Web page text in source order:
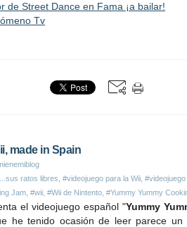
de Street Dance en Fama ¡a bailar!
Tv
made in Spain
ratos libres #videojuego para la Wii
Jam #wii #Wii de Nintento #Yummy Yummy
el videojuego español "Yummy
he tenido ocasión de leer parece un